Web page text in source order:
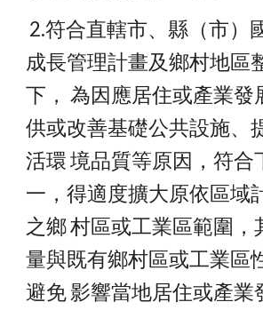
成長管理計畫及鄉村地區
下， 為因應居住或產業發
供或改善基礎公共設施、
活環 境品質等原因，符合
一，得適度擴大原依區域
之鄉 村區或工業區範圍，
量與既有鄉村區或工業區
避免 影響當地居住或產業